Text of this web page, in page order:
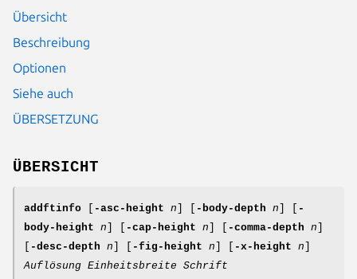
Übersicht
Beschreibung
Optionen
Siehe auch
ÜBERSETZUNG
ÜBERSICHT
addftinfo -asc-height n -body-depth n
-
body-height n -cap-height n -comma-depth n
-desc-depth n -fig-height n -x-height n
Auflösung Einheitsbreite Schrift